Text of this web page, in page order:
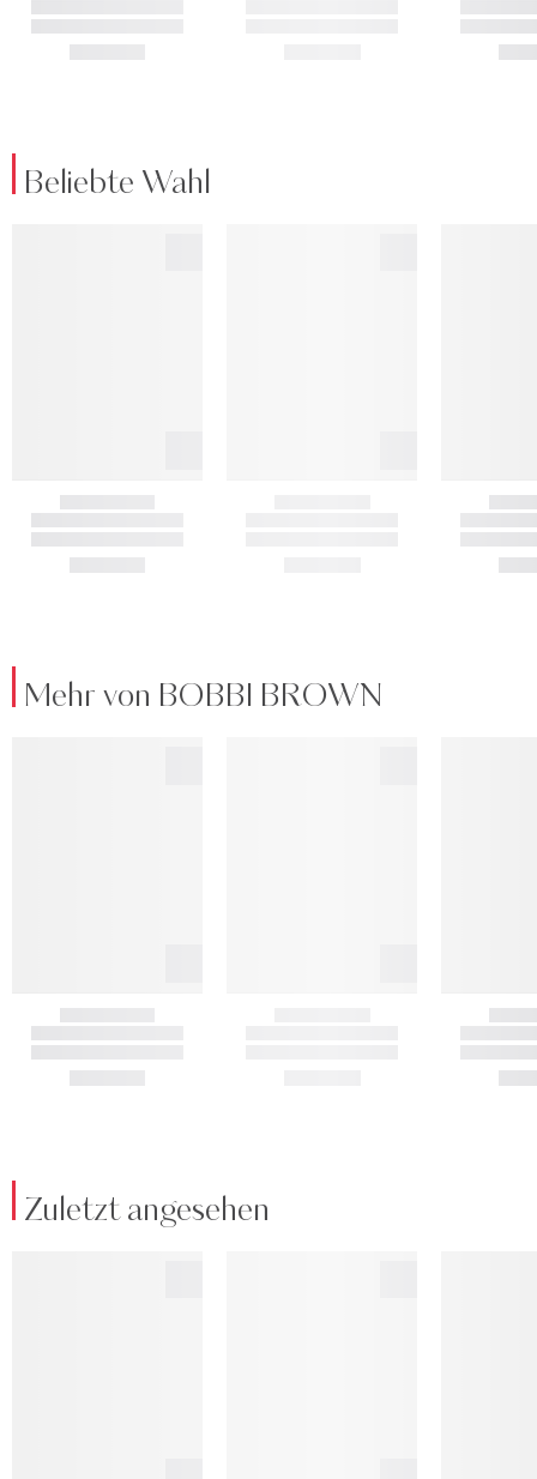
Beliebte Wahl
Mehr von BOBBI BROWN
Zuletzt angesehen